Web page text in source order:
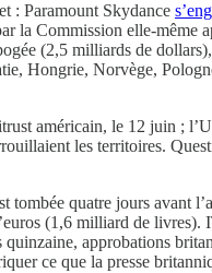
: Paramount Skydance
la Commission elle-
(2,5 milliards de
Hongrie, Norvège,
américain, le 12 juin ;
les territoires.
tombée quatre jours avant
(1,6 milliard de livres).
approbations
ce que la presse